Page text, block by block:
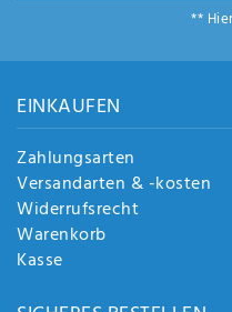
**
EINKAUFEN
Zahlungsarten
Versandarten & -kosten
Widerrufsrecht
Warenkorb
Kasse